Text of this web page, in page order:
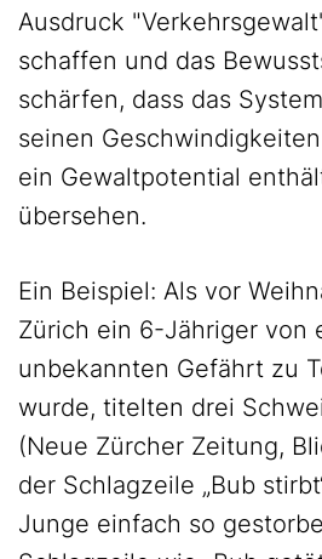
Ausdruck
schaffen und das
schärfen, dass das
seinen
ein Gewaltpotential
übersehen.
Ein Beispiel: Als vor
Zürich ein 6-Jähriger von
unbekannten Gefährt zu
wurde, titelten drei
(Neue Zürcher Zeitung,
der Schlagzeile „Bub
Junge einfach so